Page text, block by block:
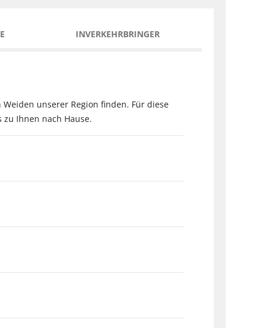
INVERKEHRBRINGER
unserer Region finden. Für diese
Ihnen nach Hause.